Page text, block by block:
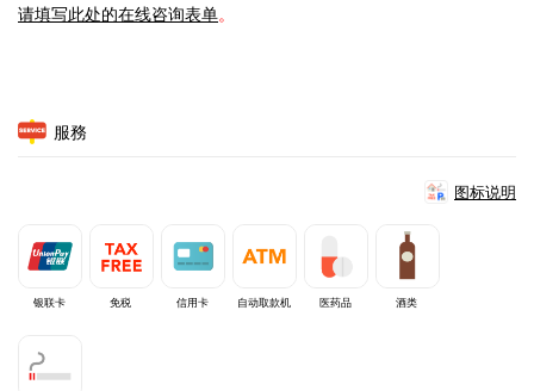
请填写此处的在线咨询表单。
服務
图标说明
银联卡 免税 信用卡 自动取款机 医药品 酒类